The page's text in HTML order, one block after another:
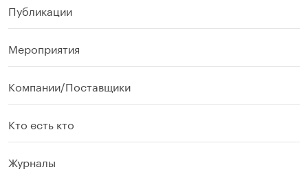
Публикации
Мероприятия
Компании/Поставщики
Кто есть кто
Журналы